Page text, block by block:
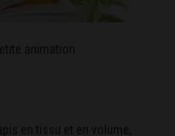
animation
en tissu et en volume,